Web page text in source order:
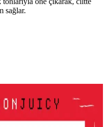
sağlar.
Glitter Simli Kız
Göz Makyajı